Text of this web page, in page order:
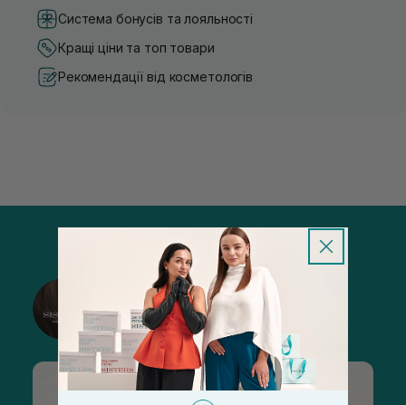
Система бонусів та лояльності
Кращі ціни та топ товари
Рекомендації від косметологів
@sisters_stelmakh в Instagram
Підписатися